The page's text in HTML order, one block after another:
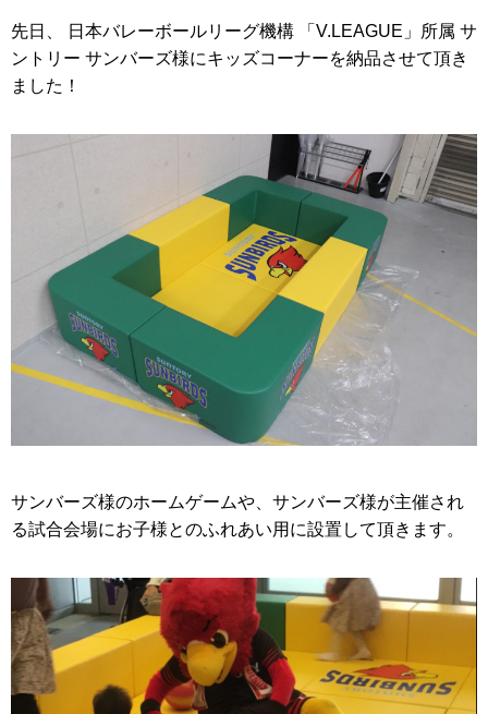
先日、 日本バレーボールリーグ機構 「V.LEAGUE」所属 サ
ントリー サンバーズ様にキッズコーナーを納品させて頂き
ました！
サンバーズ様のホームゲームや、サンバーズ様が主催され
る試合会場にお子様とのふれあい用に設置して頂きます。